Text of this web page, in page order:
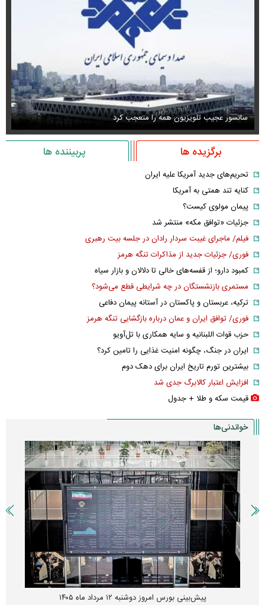
سانسور عجیب تلویزیون همه را متعجب کرد
برگزیده ها پربیننده ها
تحریم‌های جدید آمریکا علیه ایران
کنایه تند همتی به آمریکا
پیمان مولوی کیست؟
جزئیات «توافق مکه» منتشر شد
فیلم/ ماجرای غیبت سردار رادان در جلسه بیت رهبری
فوری/ جزئیات جدید از مذاکرات تنگه هرمز
کمبود دارو؛ از قفسه‌های خالی تا دلالان و بازار سیاه
مستمری بازنشستگان در چه شرایطی قطع می‌شود؟
ترکیه، عربستان و پاکستان در آستانه پیمان دفاعی
فوری/ توافق ایران و عمان درباره بازگشایی تنگه هرمز
حزب قوات اللبنانیه و سایه همکاری با تل‌آویو
ایران در جنگ، چگونه امنیت غذایی را تامین کرد؟
بیشترین تورم تاریخ ایران برای دهک دوم
افزایش اعتبار کالابرگ جدی شد
قیمت سکه و طلا + جدول
خواندنی‌ها
پیش‌بینی بورس امروز دوشنبه ۱۲ مرداد ماه ۱۴۰۵